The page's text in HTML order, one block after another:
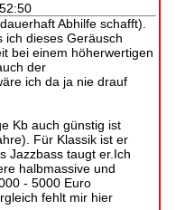
Abhilfe schafft).
ich dieses Geräusch
bei einem höherwertigen
der
ich da ja nie drauf
Kb auch günstig ist
Für Klassik ist er
Jazzbass taugt er.Ich
halbmassive und
- 5000 Euro
fehlt mir hier